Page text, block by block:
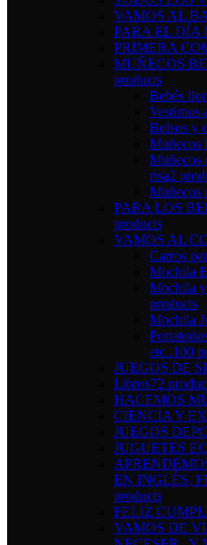
VAMOS AL
PARA EL DÍA
PRIMERA
MUÑECOS
products
Bebés
Vestimos
Bolsos y
Muñecos
Muñecos
risa2
Muñecos
PARA LOS
products
VAMOS AL
Carros
Mochila
Mochila y
products
Mochila
etc..100
JUEGOS DE
Libros72
HACEMOS
CIENCIA Y
JUEGOS
JUGUETES
EN INGLÉS,
products
FELIZ
VAMOS DE